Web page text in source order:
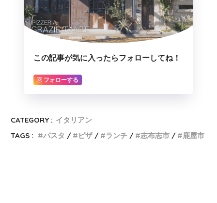
この記事が気に入ったらフォローしてね！
フォローする
CATEGORY : イタリアン
TAGS :
パスタ ピザ ランチ 志布志市 鹿屋市